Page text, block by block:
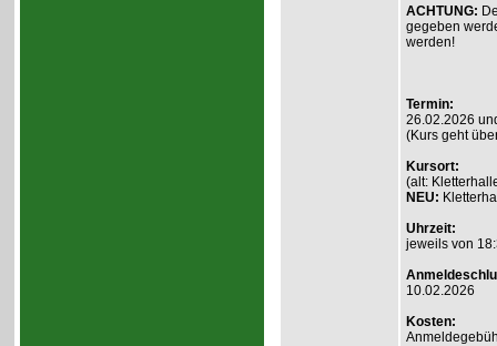
ACHTUNG:
gegeben
werden!
Termin:
26.02.2026
(Kurs geht
Kursort:
(alt:
NEU:
Uhrzeit:
jeweils von
10.02.2026
Kosten: